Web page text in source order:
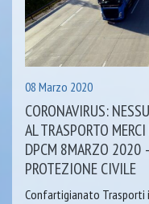
08 Marzo 2020
CORONAVIRUS:
AL TRASPORTO
DPCM 8MARZO 2020
PROTEZIONE CIVILE
Confartigianato Trasporti